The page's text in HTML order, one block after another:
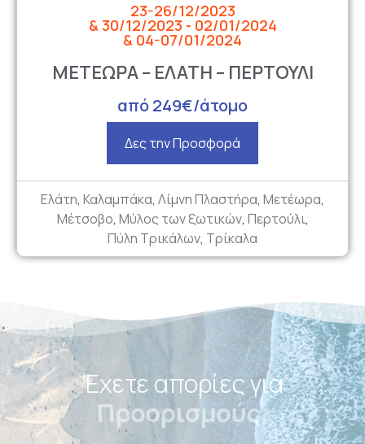
23-26/12/2023
& 30/12/2023 - 02/01/2024
& 04-07/01/2024
ΜΕΤΕΩΡΑ – ΕΛΑΤΗ – ΠΕΡΤΟΥΛΙ
από 249€/άτομο
Δες την Προσφορά
Ελάτη, Καλαμπάκα, Λίμνη Πλαστήρα, Μετέωρα,
Μέτσοβο, Μύλος των ξωτικών, Περτούλι,
Πύλη Τρικάλων, Τρίκαλα
Έχετε απορίες για
Ταξίδια;